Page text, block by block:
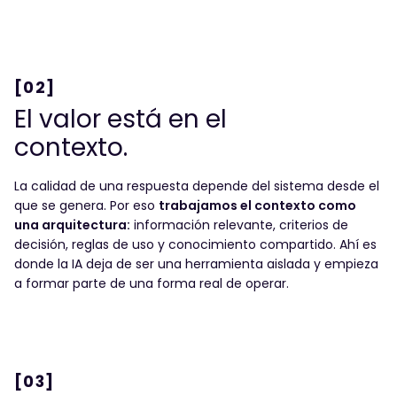
[02]
El valor está en el
contexto.
La calidad de una respuesta depende del sistema desde el
que se genera. Por eso trabajamos el contexto como
una arquitectura: información relevante, criterios de
decisión, reglas de uso y conocimiento compartido. Ahí es
donde la IA deja de ser una herramienta aislada y empieza
a formar parte de una forma real de operar.
[03]